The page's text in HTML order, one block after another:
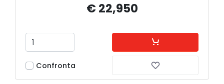
€ 22,950
Confronta